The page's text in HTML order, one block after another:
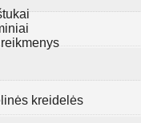
kreidelės